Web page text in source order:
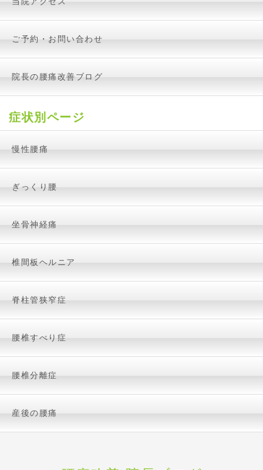
ご予約・お問い合わせ
院長の腰痛改善ブログ
症状別ページ
慢性腰痛
ぎっくり腰
坐骨神経痛
椎間板ヘルニア
脊柱管狭窄症
腰椎すべり症
腰椎分離症
産後の腰痛